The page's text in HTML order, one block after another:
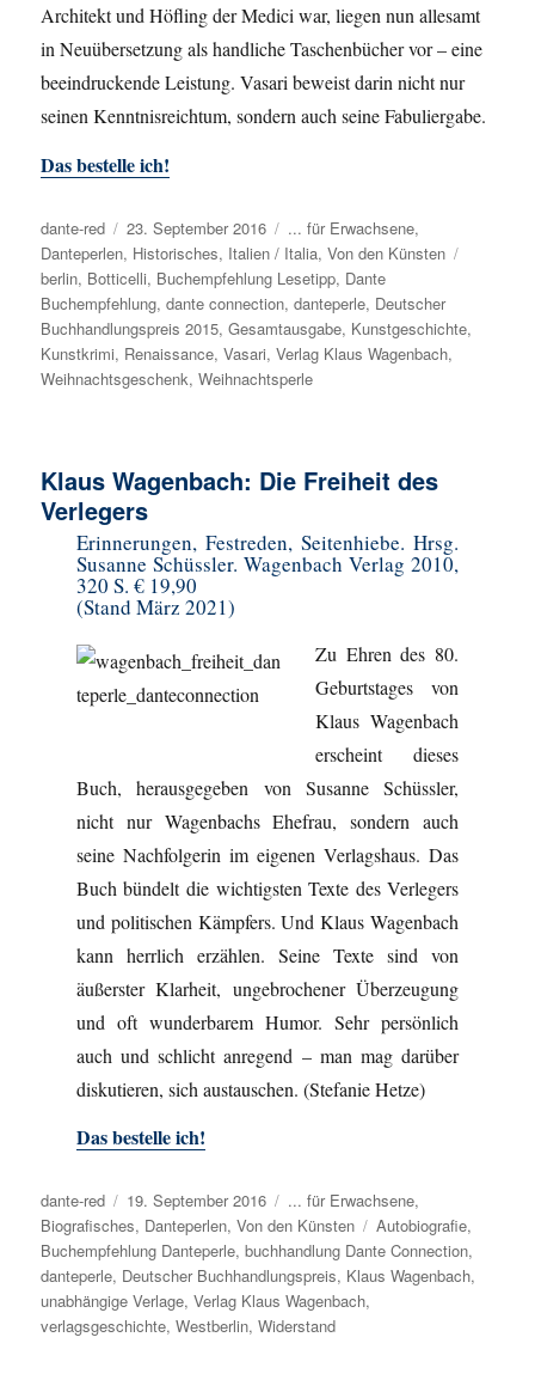
Architekt und Höfling der Medici war, liegen nun allesamt
in Neuübersetzung als handliche Taschenbücher vor – eine
beeindruckende Leistung. Vasari beweist darin nicht nur
seinen Kenntnisreichtum, sondern auch seine Fabuliergabe.
Das bestelle ich!
Autor
dante-red
Veröffentlicht
am
23. September 2016 Kategorien
... für Erwachsene,
Danteperlen, Historisches, Italien / Italia,Von den Künsten
berlin, Botticelli, Buchempfehlung Lesetipp, Dante
Buchempfehlung,dante connection,danteperle, Deutscher
Buchhandlungspreis 2015,Gesamtausgabe, Kunstgeschichte,
Kunstkrimi, Renaissance,Vasari,Verlag Klaus Wagenbach,
Weihnachtsgeschenk,Weihnachtsperle
Klaus Wagenbach: Die Freiheit des
Verlegers
Erinnerungen, Festreden, Seitenhiebe. Hrsg.
Susanne Schüssler. Wagenbach Verlag 2010,
320 S. € 19,90
(Stand März 2021)
Zu Ehren des 80.
Geburtstages von
Klaus Wagenbach
erscheint dieses
Buch, herausgegeben von Susanne Schüssler,
nicht nur Wagenbachs Ehefrau, sondern auch
seine Nachfolgerin im eigenen Verlagshaus. Das
Buch bündelt die wichtigsten Texte des Verlegers
und politischen Kämpfers. Und Klaus Wagenbach
kann herrlich erzählen. Seine Texte sind von
äußerster Klarheit, ungebrochener Überzeugung
und oft wunderbarem Humor. Sehr persönlich
auch und schlicht anregend – man mag darüber
diskutieren, sich austauschen. (Stefanie Hetze)
Das bestelle ich!
Autor
dante-red
Veröffentlicht
am
19. September 2016 Kategorien
... für Erwachsene,
Biografisches, Danteperlen,Von den Künsten Schlagwörter
Autobiografie,
Buchempfehlung Danteperle,buchhandlung Dante Connection,
danteperle, Deutscher Buchhandlungspreis, Klaus Wagenbach,
unabhängige Verlage,Verlag Klaus Wagenbach,
verlagsgeschichte,Westberlin,Widerstand